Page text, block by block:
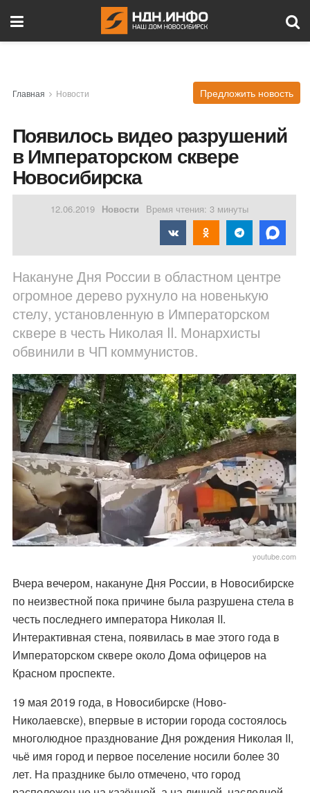
Главная Новости Предложить новость
Появилось видео разрушений
в Императорском сквере
Новосибирска
12.06.2019 Новости Время чтения: 3 минуты
Накануне Дня России в областном центре
огромное дерево рухнуло на новенькую
стелу, установленную в Императорском
сквере в честь Николая II. Монархисты
обвинили в ЧП коммунистов.
youtube.com
Вчера вечером, накануне Дня России, в Новосибирске
по неизвестной пока причине была разрушена стела в
честь последнего императора Николая II.
Интерактивная стена, появилась в мае этого года в
Императорском сквере около Дома офицеров на
Красном проспекте.
19 мая 2019 года, в Новосибирске (Ново-
Николаевске), впервые в истории города состоялось
многолюдное празднование Дня рождения Николая II,
чьё имя город и первое поселение носили более 30
лет. На празднике было отмечено, что город